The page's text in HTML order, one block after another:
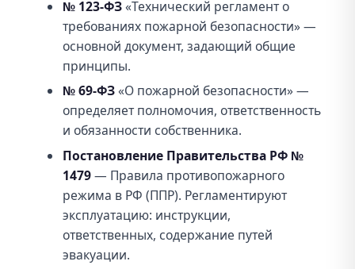
№ 123-ФЗ«Технический регламент о
требованиях пожарной безопасности» —
основной документ, задающий общие
принципы.
№ 69-ФЗ«О пожарной безопасности» —
определяет полномочия, ответственность
и обязанности собственника.
Постановление Правительства РФ №
1479— Правила противопожарного
режима в РФ (ППР). Регламентируют
эксплуатацию: инструкции,
ответственных, содержание путей
эвакуации.